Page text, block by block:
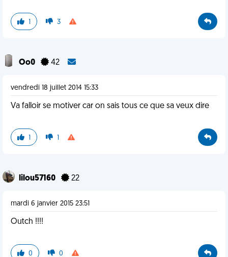
1 3
Oo0 42
vendredi 18 juillet 2014 15:33
Va falloir se motiver car on sais tous ce que sa veux dire
1 1
lilou57160 22
mardi 6 janvier 2015 23:51
Outch !!!!
0 0